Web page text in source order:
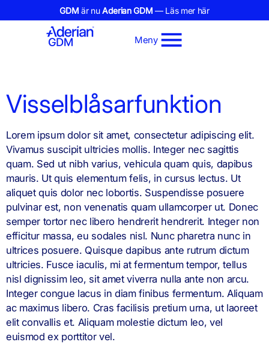
GDM är nuAderian GDM — Läs mer här
Meny
Visselblåsarfunktion
Lorem ipsum dolor sit amet, consectetur adipiscing elit.
Vivamus suscipit ultricies mollis. Integer nec sagittis
quam. Sed ut nibh varius, vehicula quam quis, dapibus
mauris. Ut quis elementum felis, in cursus lectus. Ut
aliquet quis dolor nec lobortis. Suspendisse posuere
pulvinar est, non venenatis quam ullamcorper ut. Donec
semper tortor nec libero hendrerit hendrerit. Integer non
efficitur massa, eu sodales nisl. Nunc pharetra nunc in
ultrices posuere. Quisque dapibus ante rutrum dictum
ultricies. Fusce iaculis, mi at fermentum tempor, tellus
nisl dignissim leo, sit amet viverra nulla ante non arcu.
Integer congue lacus in diam finibus fermentum. Aliquam
ac maximus libero. Cras facilisis pretium urna, ut laoreet
elit convallis et. Aliquam molestie dictum leo, vel
euismod ex porttitor vel.